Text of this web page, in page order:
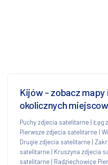
Kijów - zobacz
okolicznych
Puchy zdjecia satelitarne | Łęg
Pierwsze zdjecia satelitarne |
Drugie zdjecia satelitarne |
satelitarne | Kruszyna zdjecia
satelitarne | Radziechowice